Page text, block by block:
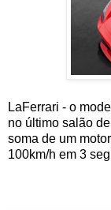
LaFerrari - o
no último salão
soma de um
100km/h em 3